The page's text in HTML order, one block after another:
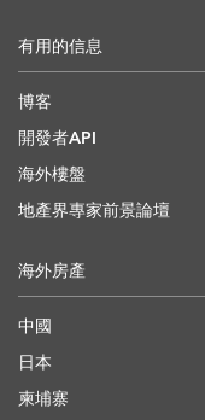
有用的信息
博客
開發者API
海外樓盤
地產界專家前景論壇
海外房產
中國
日本
柬埔寨